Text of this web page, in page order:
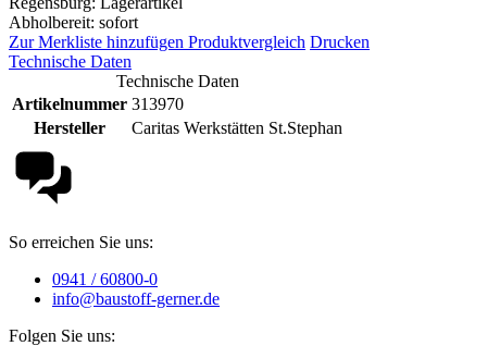
Abholbereit: sofort
Zur Merkliste hinzufügen Produktvergleich Drucken
Technische Daten
Technische Daten
Artikelnummer 313970
Hersteller
Caritas Werkstätten St.Stephan
So erreichen Sie uns:
0941 / 60800-0
info@baustoff-gerner.de
Folgen Sie uns: